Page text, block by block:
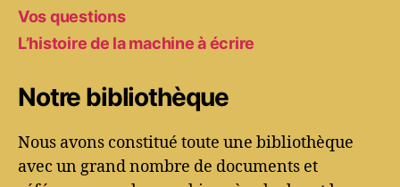
Vos questions
L’histoire de la machine à écrire
Notre bibliothèque
Nous avons constitué toute une bibliothèque
avec un grand nombre de documents et